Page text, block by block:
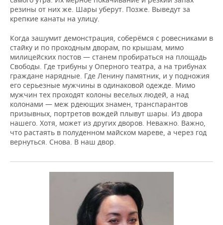
резины от них же. Шары уберут. Позже. Выведут за
крепкие канаты на улицу.
Когда зашумит демонстрация, соберёмся с ровесниками в
стайку и по проходным дворам, по крышам, мимо
милицейских постов — станем пробираться на площадь
Свободы. Где трибуны у Оперного театра, а на трибунах
граждане нарядные. Где Ленину памятник, и у подножия
его серьезные мужчины в одинаковой одежде. Мимо
мужчин тех проходят колоны веселых людей, а над
колонами — меж рдеющих знамен, транспарантов
призывных, портретов вождей плывут шары. Из двора
нашего. Хотя, может из других дворов. Неважно. Важно,
что растаять в полуденном майском мареве, а через год
вернуться. Снова. В наш двор.